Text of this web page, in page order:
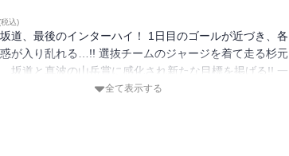
込)
道、最後のインターハイ！ 1日目のゴールが近づき、各
が入り乱れる…!! 選抜チームのジャージを着て走る杉元
坂道と真波の山岳賞に感化され新たな目標を掲げる!! 一
ールを狙う強力なライバル校たちも動き出す…!! そして総
全て表示する